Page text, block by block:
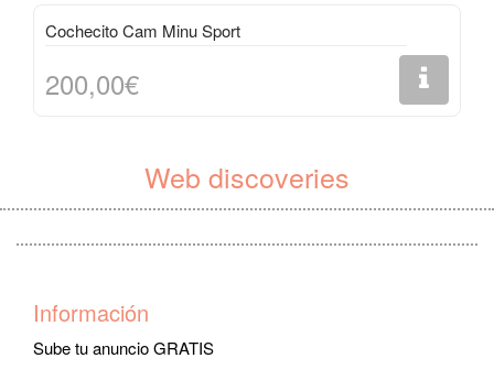
Cochecito Cam Minu Sport
200,00€
Web discoveries
Información
Sube tu anuncio GRATIS